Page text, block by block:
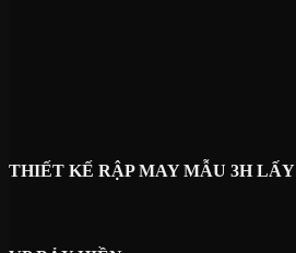
THIẾT KẾ RẬP MAY MẪU 3H LẤY